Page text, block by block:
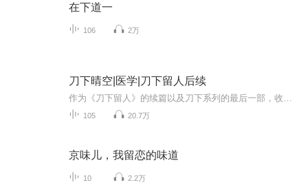
在下道一
106 2万
刀下晴空|医学|刀下留人后续
105 20.7万
京味儿，我留恋的味道
10 2.2万